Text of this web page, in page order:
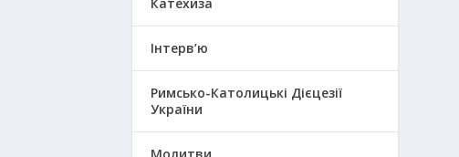
Інтерв’ю
Римсько-Католицькі Дієцезії
України